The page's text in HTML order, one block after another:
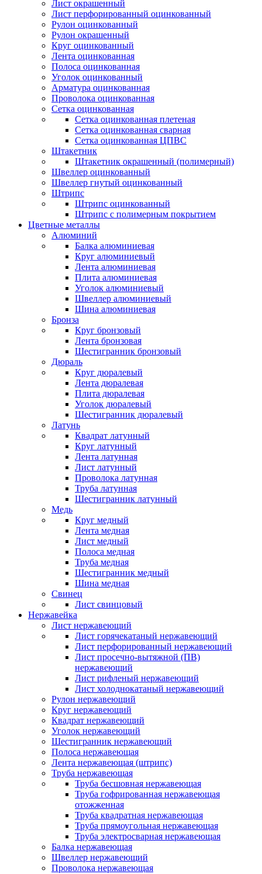
Лист окрашенный
Лист перфорированный оцинкованный
Рулон оцинкованный
Рулон окрашенный
Круг оцинкованный
Лента оцинкованная
Полоса оцинкованная
Уголок оцинкованный
Арматура оцинкованная
Проволока оцинкованная
Сетка оцинкованная
Сетка оцинкованная плетеная
Сетка оцинкованная сварная
Сетка оцинкованная ЦПВС
Штакетник
Штакетник окрашенный (полимерный)
Швеллер оцинкованный
Швеллер гнутый оцинкованный
Штрипс
Штрипс оцинкованный
Штрипс с полимерным покрытием
Цветные металлы
Алюминий
Балка алюминиевая
Круг алюминиевый
Лента алюминиевая
Плита алюминиевая
Уголок алюминиевый
Швеллер алюминиевый
Шина алюминиевая
Бронза
Круг бронзовый
Лента бронзовая
Шестигранник бронзовый
Дюраль
Круг дюралевый
Лента дюралевая
Плита дюралевая
Уголок дюралевый
Шестигранник дюралевый
Латунь
Квадрат латунный
Круг латунный
Лента латунная
Лист латунный
Проволока латунная
Труба латунная
Шестигранник латунный
Медь
Круг медный
Лента медная
Лист медный
Полоса медная
Труба медная
Шестигранник медный
Шина медная
Свинец
Лист свинцовый
Нержавейка
Лист нержавеющий
Лист горячекатаный нержавеющий
Лист перфорированный нержавеющий
Лист просечно-вытяжной (ПВ)
нержавеющий
Лист рифленый нержавеющий
Лист холоднокатаный нержавеющий
Рулон нержавеющий
Круг нержавеющий
Квадрат нержавеющий
Уголок нержавеющий
Шестигранник нержавеющий
Полоса нержавеющая
Лента нержавеющая (штрипс)
Труба нержавеющая
Труба бесшовная нержавеющая
Труба гофрированная нержавеющая
отожженная
Труба квадратная нержавеющая
Труба прямоугольная нержавеющая
Труба электросварная нержавеющая
Балка нержавеющая
Швеллер нержавеющий
Проволока нержавеющая